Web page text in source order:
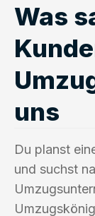
Was
uns
Du planst
und suchst